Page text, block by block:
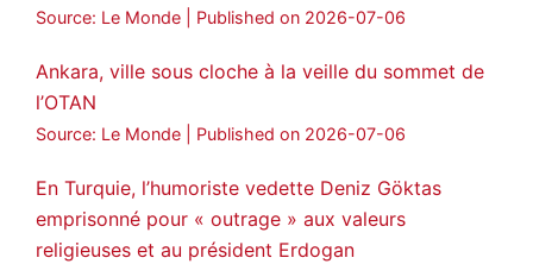
Source: Le Monde Published on 2026-07-06
Ankara, ville sous cloche à la veille du sommet de
l’OTAN
Source: Le Monde Published on 2026-07-06
En Turquie, l’humoriste vedette Deniz Göktas
emprisonné pour « outrage » aux valeurs
religieuses et au président Erdogan